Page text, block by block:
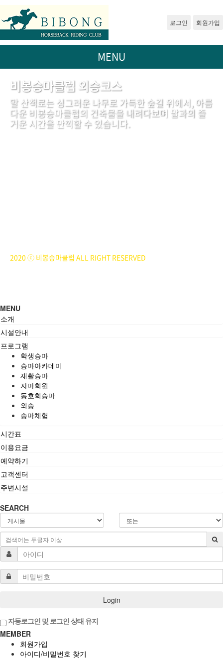
로그인 회원가입
MENU
비봉승마클럽 외승코스
말 산책로는 싱그러운 나무로 가득한 숲길 위에서, 아름
다운 비봉승마클럽의 건축물을 내려다보며 말과의 즐
거운 시간을 만끽할 수 있습니다.
2020 ⓒ 비봉승마클럽 ALL RIGHT RESERVED
MENU
소개
시설안내
프로그램
학생승마
승마아카데미
재활승마
자마회원
동호회승마
외승
승마체험
시간표
이용요금
예약하기
고객센터
주변시설
SEARCH
Login
자동로그인 및 로그인 상태 유지
MEMBER
회원가입
아이디/비밀번호 찾기